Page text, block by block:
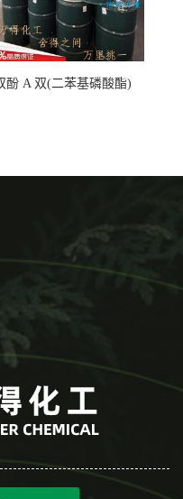
酚 A 双(二苯基磷酸酯)